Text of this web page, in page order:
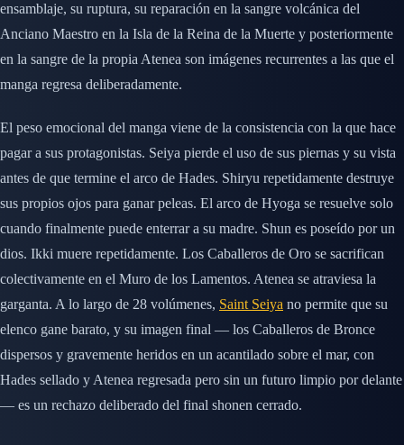
ensamblaje, su ruptura, su reparación en la sangre volcánica del
Anciano Maestro en la Isla de la Reina de la Muerte y posteriormente
en la sangre de la propia Atenea son imágenes recurrentes a las que el
manga regresa deliberadamente.
El peso emocional del manga viene de la consistencia con la que hace
pagar a sus protagonistas. Seiya pierde el uso de sus piernas y su vista
antes de que termine el arco de Hades. Shiryu repetidamente destruye
sus propios ojos para ganar peleas. El arco de Hyoga se resuelve solo
cuando finalmente puede enterrar a su madre. Shun es poseído por un
dios. Ikki muere repetidamente. Los Caballeros de Oro se sacrifican
colectivamente en el Muro de los Lamentos. Atenea se atraviesa la
garganta. A lo largo de 28 volúmenes, Saint Seiya no permite que su
elenco gane barato, y su imagen final — los Caballeros de Bronce
dispersos y gravemente heridos en un acantilado sobre el mar, con
Hades sellado y Atenea regresada pero sin un futuro limpio por delante
— es un rechazo deliberado del final shonen cerrado.